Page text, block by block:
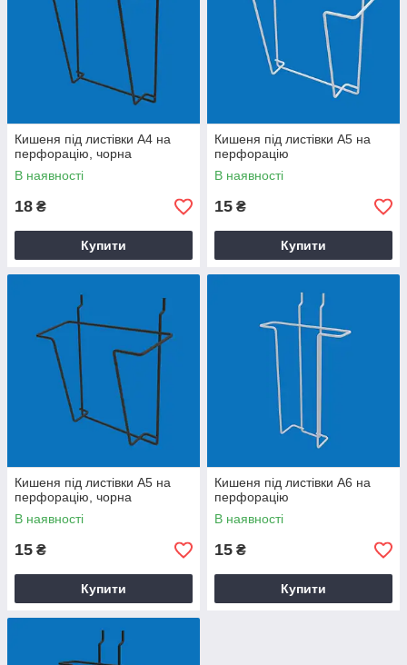
Кишеня під листівки А4 на
перфорацію, чорна
В наявності
18 ₴
Купити
Кишеня під листівки А5 на
перфорацію
В наявності
15 ₴
Купити
Кишеня під листівки А5 на
перфорацію, чорна
В наявності
15 ₴
Купити
Кишеня під листівки А6 на
перфорацію
В наявності
15 ₴
Купити